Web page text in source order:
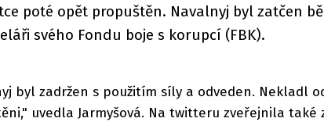
poté opět propuštěn. Navalnyj byl zatčen
svého Fondu boje s korupcí (FBK).
byl zadržen s použitím síly a odveden. Nekladl
uvedla Jarmyšová. Na twitteru zveřejnila také